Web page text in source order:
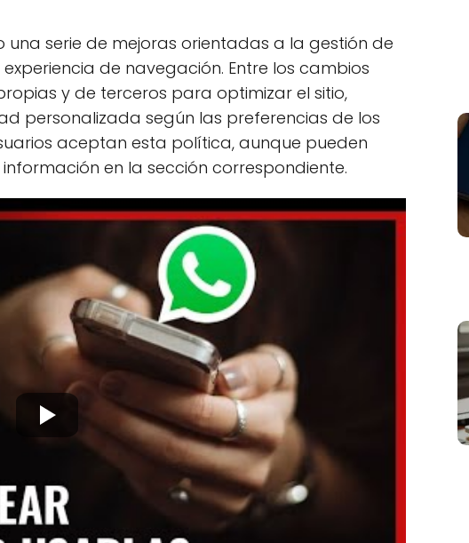
una serie de mejoras orientadas a la gestión de
de navegación. Entre los cambios
y de terceros para optimizar el sitio,
personalizada según las preferencias de los
aceptan esta política, aunque pueden
en la sección correspondiente.